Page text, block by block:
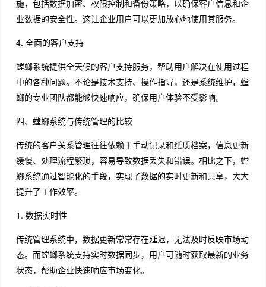
施，包括数据加密、权限控制和备份策略，以确保客户信息和企
业数据的安全性。这让企业用户可以更加放心地使用其服务。
4. 全面的客户支持
螳螂系统提供全天候的客户支持服务，帮助用户解决在使用过程
中的各种问题。不论是技术支持、操作指导，还是系统维护，螳
螂的专业团队都能够快速响应，确保用户体验不受影响。
四、螳螂系统与传统管理的比较
传统的客户关系管理往往依赖于手动记录和纸质档案，信息更新
缓慢、处理流程繁琐，容易导致数据丢失和错误。相比之下，螳
螂系统通过智能化的手段，实现了数据的实时更新和共享，大大
提升了工作效率。
1. 数据实时性
传统管理系统中，数据更新常常存在延迟，无法及时反映市场动
态。而螳螂系统支持实时数据同步，用户可随时获取最新的业务
状态，帮助企业快速响应市场变化。